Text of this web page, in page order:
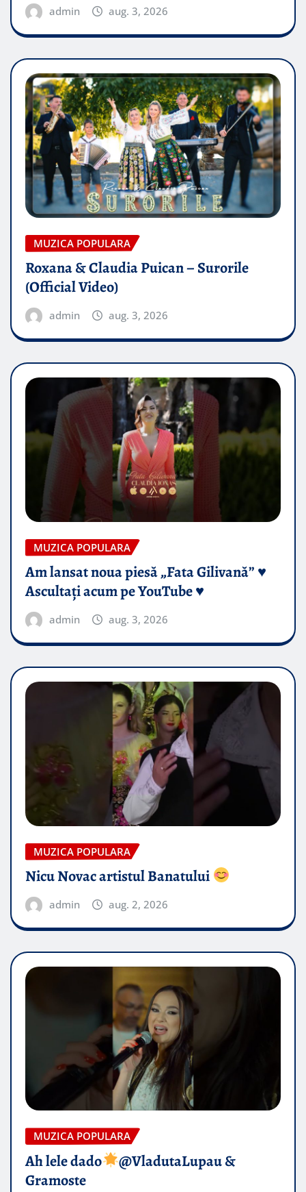
admin aug. 3, 2026
MUZICA POPULARA
Roxana & Claudia Puican – Surorile
(Official Video)
admin aug. 3, 2026
MUZICA POPULARA
Am lansat noua piesă „Fata Gilivană” ♥️
Ascultați acum pe YouTube ♥️
admin aug. 3, 2026
MUZICA POPULARA
Nicu Novac artistul Banatului
admin aug. 2, 2026
MUZICA POPULARA
Ah lele dado​
@VladutaLupau &
Gramoste